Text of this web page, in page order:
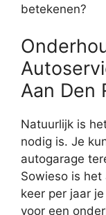
betekenen?
Aan Den
Natuurlijk is
nodig is. Je
autogarage
Sowieso is
keer per jaar
voor een